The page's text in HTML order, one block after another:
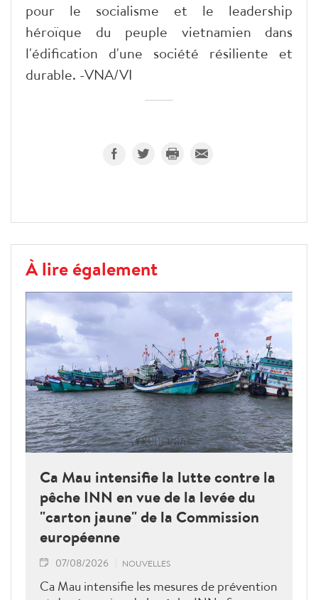
pour le socialisme et le leadership
héroïque du peuple vietnamien dans
l'édification d'une société résiliente et
durable. -VNA/VI
À lire également
Ca Mau intensifie la lutte contre la
pêche INN en vue de la levée du
"carton jaune" de la Commission
européenne
07/08/2026 NOUVELLES
Ca Mau intensifie les mesures de prévention